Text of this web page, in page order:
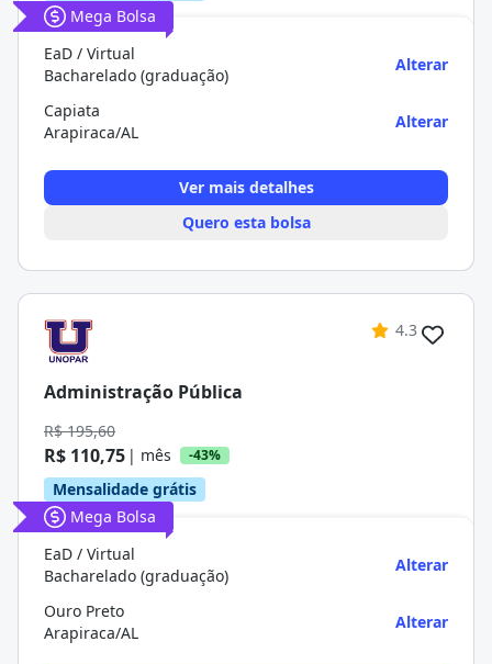
Mega Bolsa
EaD / Virtual
Bacharelado (graduação)
Alterar
Capiata
Arapiraca/AL
Alterar
Ver mais detalhes
Quero esta bolsa
4.3
Administração Pública
R$ 195,60
R$ 110,75 | mês -43%
Mensalidade grátis
Mega Bolsa
EaD / Virtual
Bacharelado (graduação)
Alterar
Ouro Preto
Arapiraca/AL
Alterar